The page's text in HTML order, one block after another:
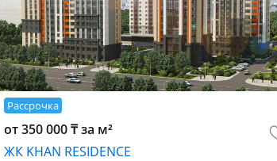
Рассрочка
от 350 000 ₸ за м²
ЖК KHAN RESIDENCE